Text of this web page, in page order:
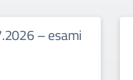
– esami